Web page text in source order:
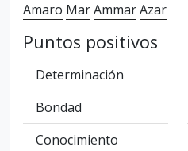
Amaro MarAmmarAzar
Puntos positivos
Determinación
Bondad
Conocimiento